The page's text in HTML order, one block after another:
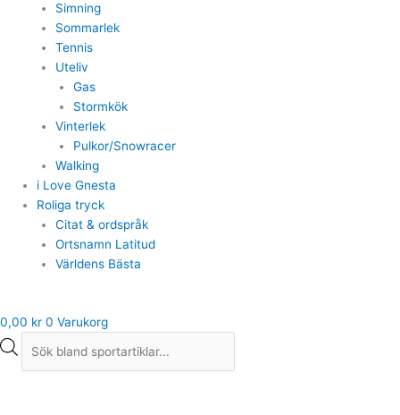
Simning
Sommarlek
Tennis
Uteliv
Gas
Stormkök
Vinterlek
Pulkor/Snowracer
Walking
i Love Gnesta
Roliga tryck
Citat & ordspråk
Ortsnamn Latitud
Världens Bästa
0,00 kr 0 Varukorg